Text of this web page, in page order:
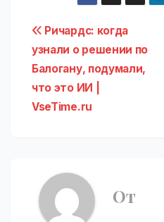
Навигация
по
записям
Ричардс: когда
узнали о решении по
Балогану, подумали,
что это ИИ |
VseTime.ru
От